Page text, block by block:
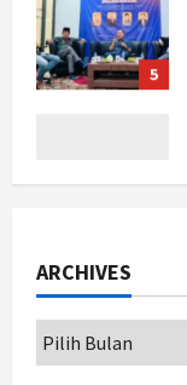
2
ARCHIVES